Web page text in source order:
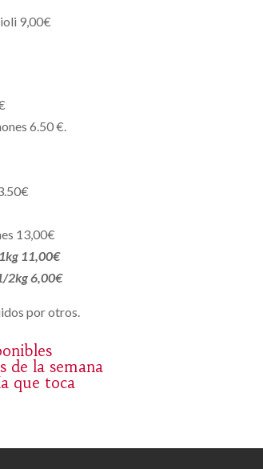
9,00€
6.50 €.
13,00€
11,00€
2kg 6,00€
por otros.
de la semana
que toca